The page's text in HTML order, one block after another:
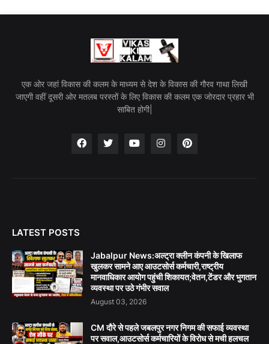
एक ओर जहां विकास की कलम के माध्यम से देश के विकास की गौरव गाथा लिखी
जाएगी वहीं दूसरी ओर मतलब परस्तों के लिए विकास की कलम एक जोरदार प्रहार भी
साबित होगी|
LATEST POSTS
Jabalpur News:अल्ट्रा क्लीन कंपनी के खिलाफ
खुलकर सामने आए आउटसोर्स कर्मचारी,राष्ट्रीय
मानवाधिकार आयोग पहुंची शिकायत;वेतन,टेंडर और भुगतान
व्यवस्था पर उठे गंभीर सवाल
August 03, 2026
CM दौरे से पहले जबलपुर नगर निगम की सफाई व्यवस्था
पर सवाल,आउटसोर्स कर्मचारियों के विरोध से मची हलचल